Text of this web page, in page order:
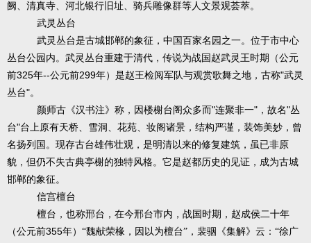
阙、清真寺、河北银行旧址、骑兵雕像群等人文景观荟萃。
武灵丛台
武灵丛台是古城邯郸的象征，中国百家名园之一。位于市中心
丛台公园内。武灵丛台重建于清代，传说为战国赵武灵王时期（公元
前325年--公元前299年）是赵王检阅军队与观赏歌舞之地，古称"武灵
丛台"。
颜师古《汉书注》称，因楼榭台阁众多而"连聚非一"，故名"丛
台"台上原有天桥、雪洞、花苑、妆阁诸景，结构严谨，装饰美妙，曾
名扬列国。现存古台雄伟壮观，是明清以来的修复建筑，虽已非原
貌，但仍不失古典亭榭的独特风格。它是赵都历史的见证，成为古城
邯郸的象征。
信宫檀台
檀台，也称邢台，在今邢台市内，战国时期，赵成侯二十年
（公元前355年）“魏献荣椽，因以为檀台”，裴骃《集解》云：“徐广